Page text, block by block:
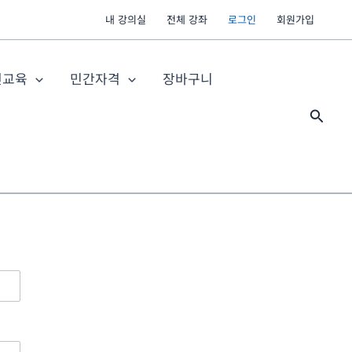
내 강의실 전체 강좌 로그인 회원가입
육 민간자격 장바구니
검